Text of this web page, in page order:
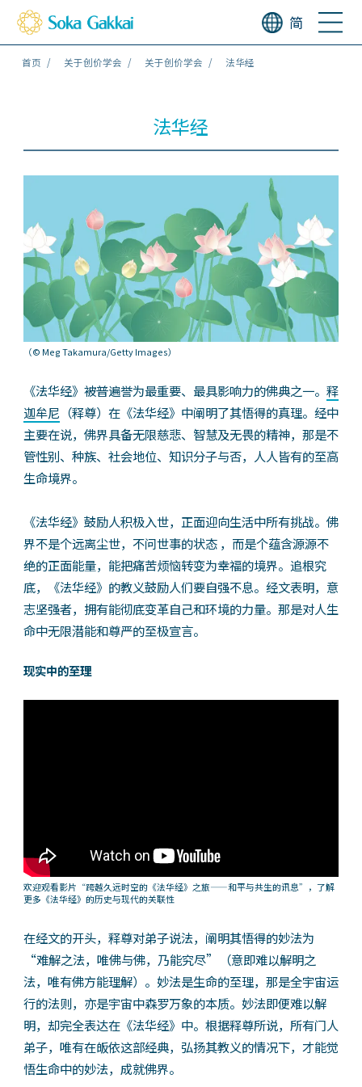
简
首页 关于创价学会 关于创价学会 法华经
法华经
（© Meg Takamura/Getty Images）
《法华经》被普遍誉为最重要、最具影响力的佛典之一。 释
迦牟尼 （释尊）在《法华经》中阐明了其悟得的真理。经中
主要在说，佛界具备无限慈悲、智慧及无畏的精神，那是不
管性别、种族、社会地位、知识分子与否，人人皆有的至高
生命境界。
《法华经》鼓励人积极入世，正面迎向生活中所有挑战。佛
界不是个远离尘世，不问世事的状态 ，而是个蕴含源源不
绝的正面能量，能把痛苦烦恼转变为幸福的境界。追根究
底，《法华经》的教义鼓励人们要自强不息。经文表明，意
志坚强者，拥有能彻底变革自己和环境的力量。那是对人生
命中无限潜能和尊严的至极宣言。
现实中的至理
欢迎观看影片“跨越久远时空的《法华经》之旅——和平与共生的讯息”，了解
更多《法华经》的历史与现代的关联性
在经文的开头，释尊对弟子说法，阐明其悟得的妙法为
“难解之法，唯佛与佛，乃能究尽”（意即难以解明之
法，唯有佛方能理解）。妙法是生命的至理，那是全宇宙运
行的法则，亦是宇宙中森罗万象的本质。妙法即便难以解
明，却完全表达在《法华经》中。根据释尊所说，所有门人
弟子，唯有在皈依这部经典，弘扬其教义的情况下，才能觉
悟生命中的妙法，成就佛界。